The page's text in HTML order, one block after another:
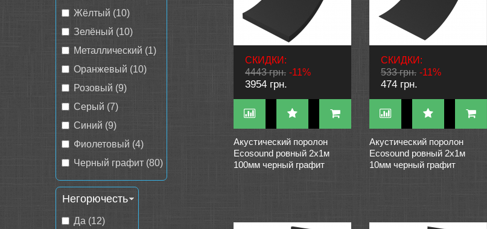
Жёлтый (10)
Зелёный (10)
Металлический (1)
Оранжевый (10)
Розовый (9)
Серый (7)
Синий (9)
Фиолетовый (4)
Черный графит (80)
Негорючесть
Да (12)
СКИДКИ:
4443 грн. -11%
3954 грн.
Акустический поролон
Ecosound ровный 2х1м
100мм черный графит
СКИДКИ:
533 грн. -11%
474 грн.
Акустический поролон
Ecosound ровный 2х1м
10мм черный графит